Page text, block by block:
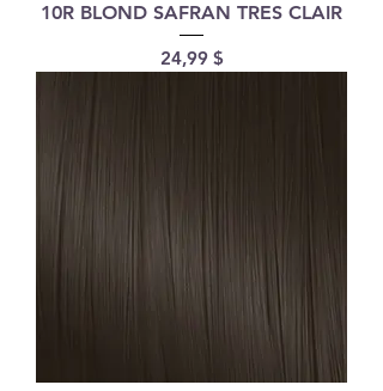
10R BLOND SAFRAN TRES CLAIR
Prix
24,99 $